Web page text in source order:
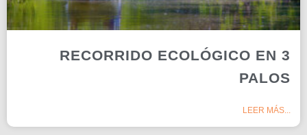
RECORRIDO ECOLÓGICO EN 3
PALOS
LEER MÁS...